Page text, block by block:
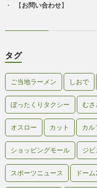
【お問い合わせ】
タグ
ご当地ラーメン しおで
ぼったくりタクシー むさ
オスロー カット カル
ショッピングモール ジビ
スポーツニュース ドー